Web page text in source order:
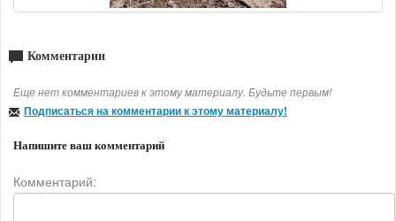
Комментарии
Еще нет комментариев к этому материалу. Будьте первым!
Подписаться на комментарии к этому материалу!
Напишите ваш комментарий
Комментарий: